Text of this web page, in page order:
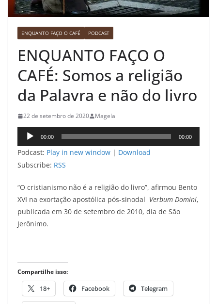
ENQUANTO FAÇO O CAFÉ PODCAST
ENQUANTO FAÇO O
CAFÉ: Somos a religião
da Palavra e não do livro
22 de setembro de 2020 Magela
Tocador
de
áudio
00:00 00:00
Podcast: Play in new window | Download
Subscribe: RSS
“O cristianismo não é a religião do livro”, afirmou Bento
XVI na exortação apostólica pós-sinodal Verbum Domini,
publicada em 30 de setembro de 2010, dia de São
Jerônimo.
Compartilhe isso:
18+ Facebook Telegram